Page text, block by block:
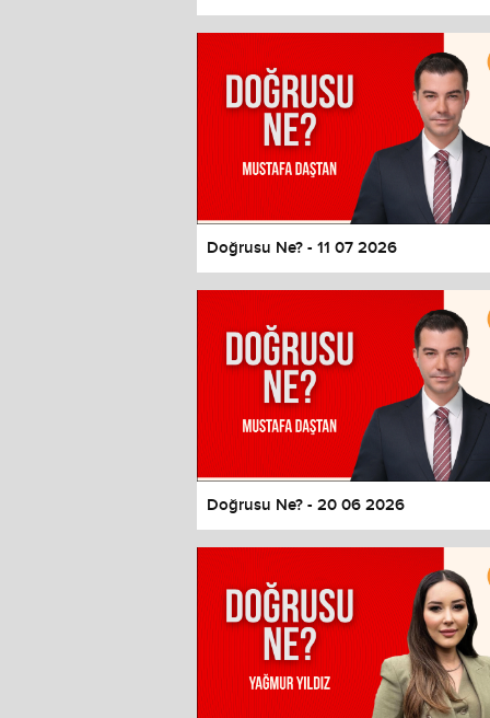
Color
Window
Color
Transparency
Font Size
Text Edge Style
Font Family
Resetrestore all settings to the default
Close Modal Dialog
End of dialog window.
Doğrusu Ne? - 11 07 2026
Doğrusu Ne? - 20 06 2026